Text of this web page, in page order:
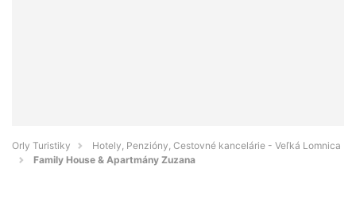
Orly Turistiky
Hotely, Penzióny, Cestovné kancelárie - Veľká Lomnica
Family House & Apartmány Zuzana